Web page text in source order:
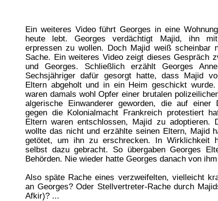
Ein weiteres Video führt Georges in eine
heute lebt. Georges verdächtigt Majid, ihn
erpressen zu wollen. Doch Majid weiß scheinbar
Sache. Ein weiteres Video zeigt dieses Gespräch
und Georges. Schließlich erzählt Georges
Sechsjähriger dafür gesorgt hatte, dass Majid
Eltern abgeholt und in ein Heim geschickt
waren damals wohl Opfer einer brutalen
algerische Einwanderer geworden, die auf einer
gegen die Kolonialmacht Frankreich protestiert
Eltern waren entschlossen, Majid zu adoptieren.
wollte das nicht und erzählte seinen Eltern, Majid
getötet, um ihn zu erschrecken. In Wirklichkeit
selbst dazu gebracht. So übergaben Georges
Behörden. Nie wieder hatte Georges danach von
Also späte Rache eines verzweifelten, vielleicht
an Georges? Oder Stellvertreter-Rache durch
Afkir)? ...